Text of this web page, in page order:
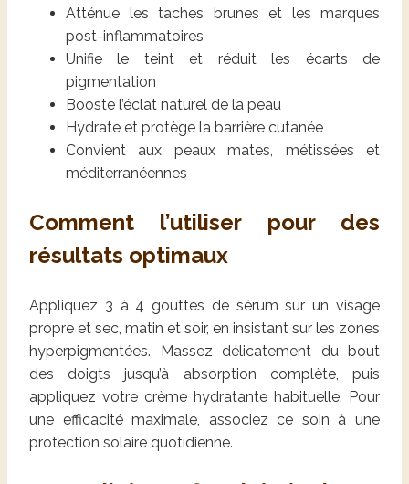
Atténue les taches brunes et les marques
post-inflammatoires
Unifie le teint et réduit les écarts de
pigmentation
Booste l’éclat naturel de la peau
Hydrate et protège la barrière cutanée
Convient aux peaux mates, métissées et
méditerranéennes
Comment l’utiliser pour des
résultats optimaux
Appliquez 3 à 4 gouttes de sérum sur un visage
propre et sec, matin et soir, en insistant sur les zones
hyperpigmentées. Massez délicatement du bout
des doigts jusqu’à absorption complète, puis
appliquez votre crème hydratante habituelle. Pour
une efficacité maximale, associez ce soin à une
protection solaire quotidienne.